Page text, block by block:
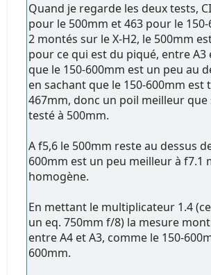
Quand je regarde les deux tests,
pour le 500mm et 463 pour le
2 montés sur le X-H2, le 500mm
pour ce qui est du piqué, entre A3
que le 150-600mm est un peu au
en sachant que le 150-600mm est
467mm, donc un poil meilleur
testé à 500mm.
A f5,6 le 500mm reste au dessus
600mm est un peu meilleur à f7.1
homogène.
En mettant le multiplicateur 1.4
un eq. 750mm f/8) la mesure
entre A4 et A3, comme le 150-
600mm.